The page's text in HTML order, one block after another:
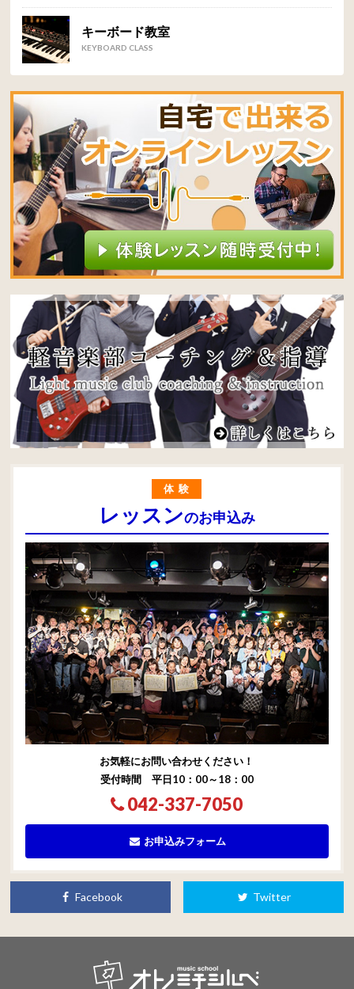
キーボード教室
KEYBOARD CLASS
体験
レッスンのお申込み
お気軽にお問い合わせください！
受付時間 平日10：00～18：00
042-337-7050
お申込みフォーム
Facebook Twitter